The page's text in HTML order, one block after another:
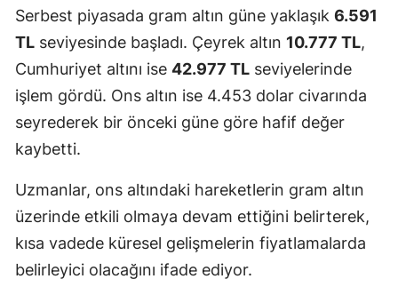
Serbest piyasada gram altın güne yaklaşık 6.591
TL seviyesinde başladı. Çeyrek altın 10.777 TL,
Cumhuriyet altını ise 42.977 TL seviyelerinde
işlem gördü. Ons altın ise 4.453 dolar civarında
seyrederek bir önceki güne göre hafif değer
kaybetti.
Uzmanlar, ons altındaki hareketlerin gram altın
üzerinde etkili olmaya devam ettiğini belirterek,
kısa vadede küresel gelişmelerin fiyatlamalarda
belirleyici olacağını ifade ediyor.